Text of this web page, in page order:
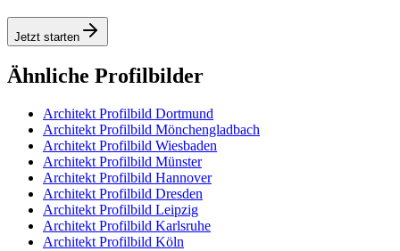
Jetzt starten
Ähnliche Profilbilder
Architekt Profilbild Dortmund
Architekt Profilbild Mönchengladbach
Architekt Profilbild Wiesbaden
Architekt Profilbild Münster
Architekt Profilbild Hannover
Architekt Profilbild Dresden
Architekt Profilbild Leipzig
Architekt Profilbild Karlsruhe
Architekt Profilbild Köln